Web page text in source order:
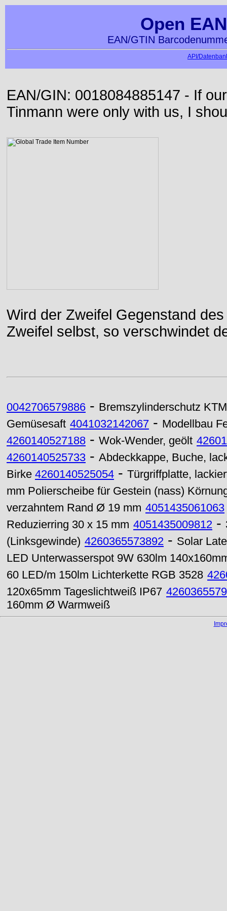
Open
EAN/GTIN
API/
EAN/GIN: 0018084885147 - If
Tinmann were only with us, I
Wird der Zweifel Gegenstand
Zweifel selbst, so verschwindet
0042706579886 - Bremszylinderschutz KTM
Gemüsesaft 4041032142067 - Modellbau
4260140527188 - Wok-Wender, geölt
4260140525733 - Abdeckkappe, Buche,
Birke 4260140525054 - Türgriffplatte,
mm Polierscheibe für Gestein (nass)
verzahntem Rand Ø 19 mm 4051435061063
Reduzierring 30 x 15 mm 4051435009812 -
(Linksgewinde) 4260365573892 - Solar
LED Unterwasserspot 9W 630lm
60 LED/m 150lm Lichterkette RGB 3528
120x65mm Tageslichtweiß IP67
160mm Ø Warmweiß